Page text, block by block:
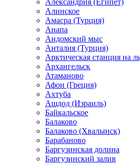
Александрия (Египет)
Алинское
Амасра (Турция)
Анапа
Андомский мыс
Анталия (Турция)
Арктическая станция на
Архангельск
Атаманово
Афон (Греция)
Ахтуба
Ашдод (Израиль)
Байкальское
Балаково
Балаково (Хвалынск)
Барабаново
Баргузинская долина
Баргузинский залив